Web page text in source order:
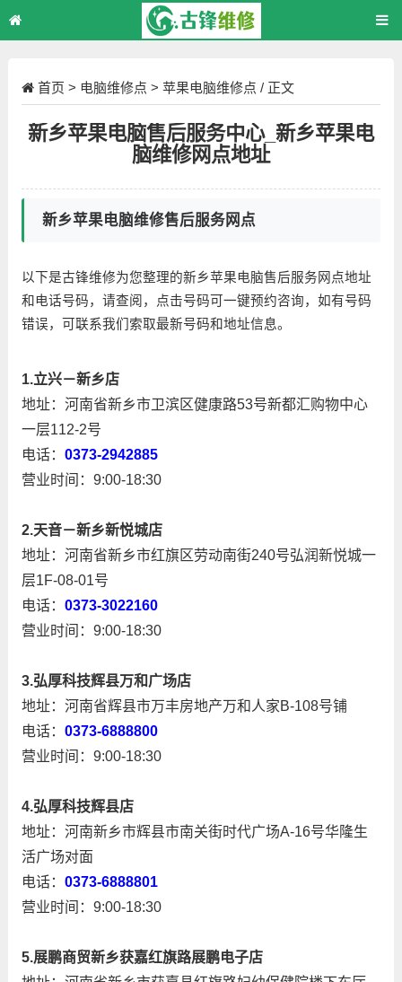
首页 > 电脑维修点 > 苹果电脑维修点 / 正文
新乡苹果电脑售后服务中心_新乡苹果电
脑维修网点地址
新乡苹果电脑维修售后服务网点
以下是古锋维修为您整理的新乡苹果电脑售后服务网点地址
和电话号码，请查阅，点击号码可一键预约咨询，如有号码
错误，可联系我们索取最新号码和地址信息。
1.立兴－新乡店
地址：河南省新乡市卫滨区健康路53号新都汇购物中心
一层112-2号
电话： 0373-2942885
营业时间：9:00-18:30
2.天音－新乡新悦城店
地址：河南省新乡市红旗区劳动南街240号弘润新悦城一
层1F-08-01号
电话： 0373-3022160
营业时间：9:00-18:30
3.弘厚科技辉县万和广场店
地址：河南省辉县市万丰房地产万和人家B-108号铺
电话： 0373-6888800
营业时间：9:00-18:30
4.弘厚科技辉县店
地址：河南新乡市辉县市南关街时代广场A-16号华隆生
活广场对面
电话： 0373-6888801
营业时间：9:00-18:30
5.展鹏商贸新乡获嘉红旗路展鹏电子店